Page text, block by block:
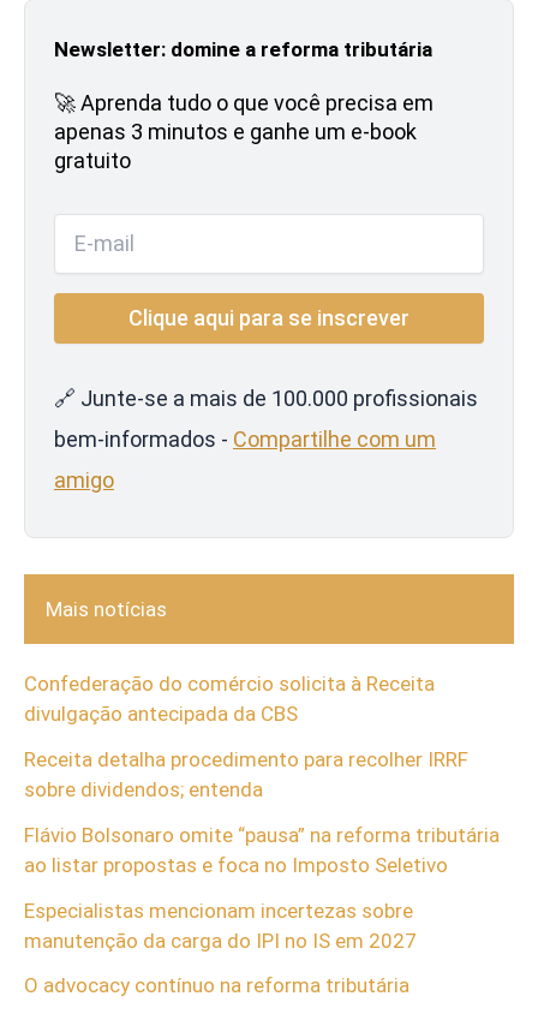
Newsletter: domine a reforma tributária
🚀 Aprenda tudo o que você precisa em
apenas 3 minutos e ganhe um e-book
gratuito
🔗 Junte-se a mais de 100.000 profissionais
bem-informados - Compartilhe com um
amigo
Mais notícias
Confederação do comércio solicita à Receita
divulgação antecipada da CBS
Receita detalha procedimento para recolher IRRF
sobre dividendos; entenda
Flávio Bolsonaro omite “pausa” na reforma tributária
ao listar propostas e foca no Imposto Seletivo
Especialistas mencionam incertezas sobre
manutenção da carga do IPI no IS em 2027
O advocacy contínuo na reforma tributária